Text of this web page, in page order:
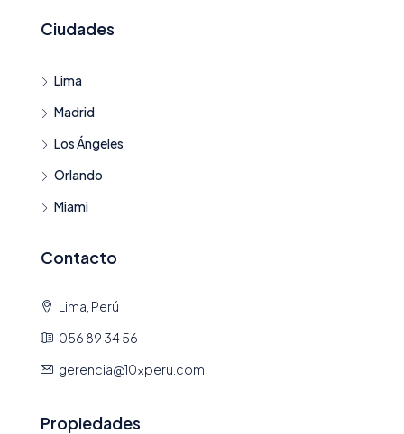
Ciudades
Lima
Madrid
Los Ángeles
Orlando
Miami
Contacto
Lima, Perú
056 89 34 56
gerencia@10xperu.com
Propiedades